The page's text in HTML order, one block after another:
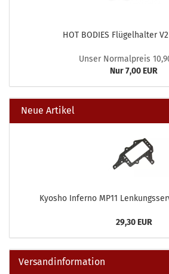
HOT BODIES Flügelhalter
Unser Normalpreis
Nur 7,00 EUR
Neue Artikel
Kyosho Inferno MP11
29,30 EUR
Versandinformation